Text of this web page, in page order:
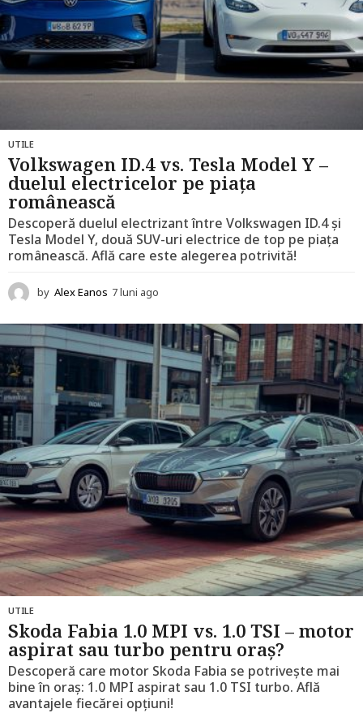
UTILE
Volkswagen ID.4 vs. Tesla Model Y –
duelul electricelor pe piața
românească
Descoperă duelul electrizant între Volkswagen ID.4 și
Tesla Model Y, două SUV-uri electrice de top pe piața
românească. Află care este alegerea potrivită!
by Alex Eanos 7 luni ago
l
u
n
i
g
o
UTILE
Skoda Fabia 1.0 MPI vs. 1.0 TSI – motor
aspirat sau turbo pentru oraș?
Descoperă care motor Skoda Fabia se potrivește mai
bine în oraș: 1.0 MPI aspirat sau 1.0 TSI turbo. Află
avantajele fiecărei opțiuni!